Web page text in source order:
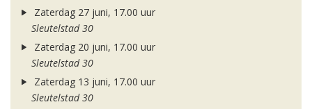
Zaterdag 27 juni, 17.00 uur
Sleutelstad 30
Zaterdag 20 juni, 17.00 uur
Sleutelstad 30
Zaterdag 13 juni, 17.00 uur
Sleutelstad 30